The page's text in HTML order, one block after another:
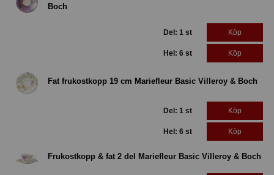
Boch
Del: 1 st Köp
Hel: 6 st Köp
Fat frukostkopp 19 cm Mariefleur Basic Villeroy & Boch
Del: 1 st Köp
Hel: 6 st Köp
Frukostkopp & fat 2 del Mariefleur Basic Villeroy & Boch